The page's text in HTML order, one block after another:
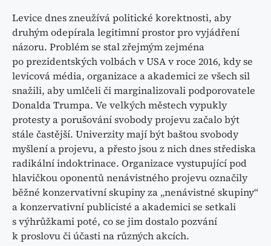
Levice dnes zneužívá politické korektnosti, aby
druhým odepírala legitimní prostor pro vyjádření
názoru. Problém se stal zřejmým zejména
po prezidentských volbách v USA v roce 2016, kdy se
levicová média, organizace a akademici ze všech sil
snažili, aby umlčeli či marginalizovali podporovatele
Donalda Trumpa. Ve velkých městech vypukly
protesty a porušování svobody projevu začalo být
stále častější. Univerzity mají být baštou svobody
myšlení a projevu, a přesto jsou z nich dnes střediska
radikální indoktrinace. Organizace vystupující pod
hlavičkou oponentů nenávistného projevu označily
běžné konzervativní skupiny za „nenávistné skupiny“
a konzervativní publicisté a akademici se setkali
s výhrůžkami poté, co se jim dostalo pozvání
k proslovu či účasti na různých akcích.